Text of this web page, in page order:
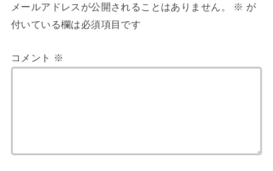
メールアドレスが公開されることはありません。 ※ が
付いている欄は必須項目です
コメント ※